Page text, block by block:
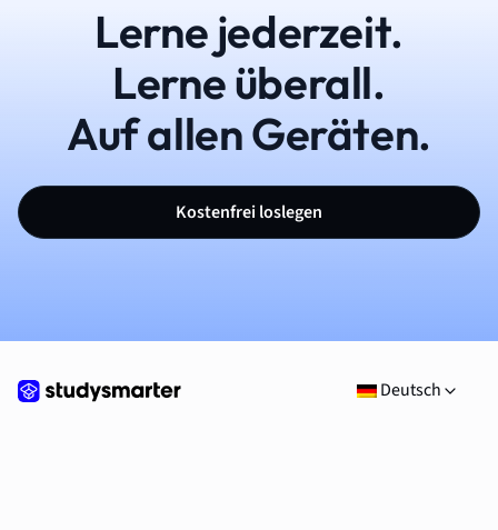
Lerne jederzeit.
Lerne überall.
Auf allen Geräten.
Kostenfrei loslegen
Deutsch